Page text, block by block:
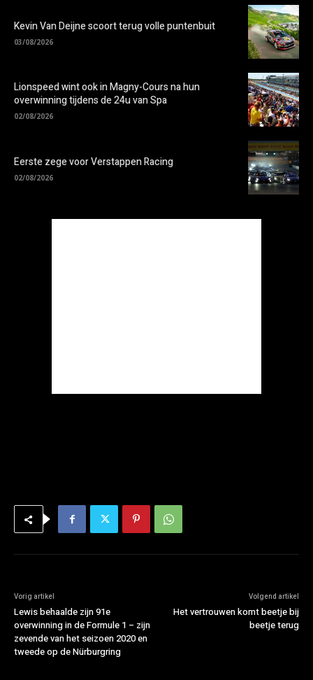
Kevin Van Deijne scoort terug volle puntenbuit
03/08/2026
Lionspeed wint ook in Magny-Cours na hun
overwinning tijdens de 24u van Spa
02/08/2026
Eerste zege voor Verstappen Racing
02/08/2026
Vorig artikel
Lewis behaalde zijn 91e
overwinning in de Formule 1 – zijn
zevende van het seizoen 2020 en
tweede op de Nürburgring
Volgend artikel
Het vertrouwen komt beetje bij
beetje terug